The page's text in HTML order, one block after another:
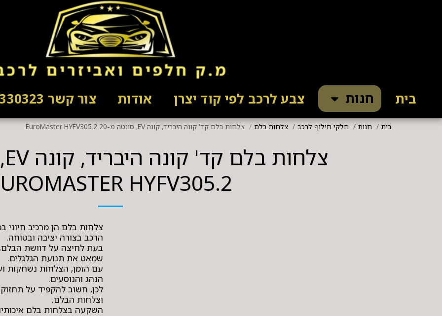
בית חנות צבע לרכב לפי קוד יצרן אודות צור קשר 03-5330323
בית חנות חלקי חילוף לרכב צלחות בלם צלחות בלם קד' קונה היבריד, קונה EV, סונטה מ-20 EuroMaster HYFV305.2
HYFV305.2
צלחות בלם הן מרכיב
בעת לחיצה על דוושת הבלם,
עם הזמן, הצלחות נשחקות
לכן, חשוב להקפיד על
השקעה בצלחות בלם